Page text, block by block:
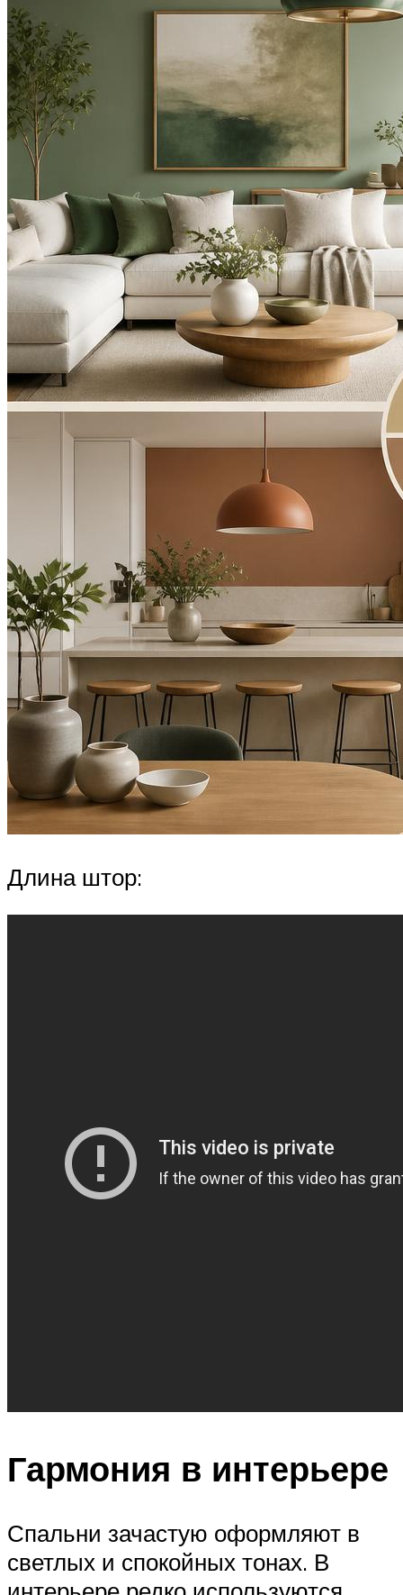
Длина штор:
Гармония в интерьере
Спальни зачастую оформляют в
светлых и спокойных тонах. В